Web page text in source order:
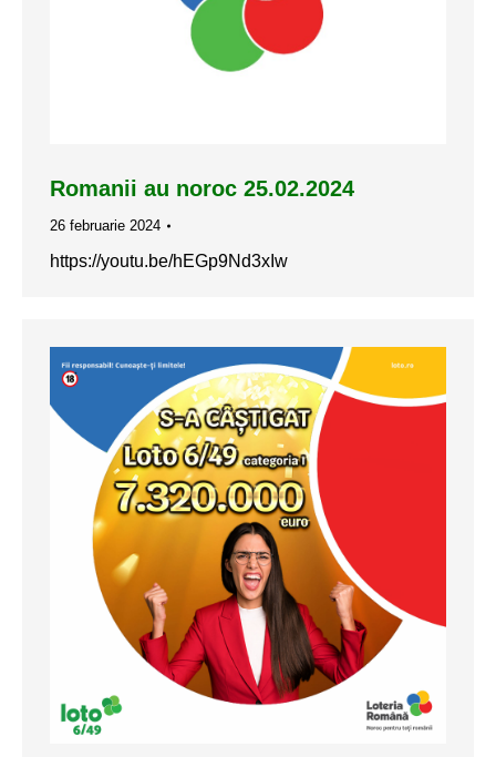
Romanii au noroc 25.02.2024
26 februarie 2024
https://youtu.be/hEGp9Nd3xIw